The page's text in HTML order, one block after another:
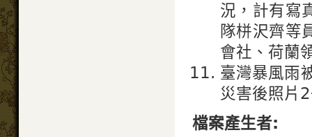
況，計有寫
隊栟沢齊等
會社、荷蘭
臺灣暴風雨
災害後照片
檔案產生者: